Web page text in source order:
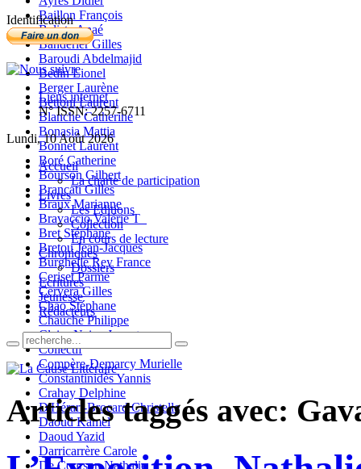
Baillon François
Balista Anaé
Banderier Gilles
Baroudi Abdelmajid
Bedin Lionel
Berger Laurène
Bettoni Laurent
Blanche Catherine
Bonasia Mattia
Bonnet Laurent
Boré Catherine
Bourson Gilbert
Brancati Gilles
Braux Marianne
Bravaccio Valérie T_
Bret Stéphane
Bretou Jean-Jacques
Burghelle Rey France
Ceriset Parme
Cervera Gilles
Chao Stéphane
Chauché Philippe
Claire-Neige Jaunet
Collectif
Compère-Demarcy Murielle
Constantinidès Yannis
Crahay Delphine
D'Hérart-Brocard Christelle
Daoud Kamel
Daoud Yazid
Darricarrère Carole
De Courson Nathalie
Identification
Liens internet
N° ISSN: 2257-6711
Lundi, 10 Août 2026
Accueil
La charte de participation
Livres
Les Editions
Collection
En cours de lecture
Chroniques
Dossiers
Ecritures
Jeunesse
Rédacteurs
Articles taggés avec: